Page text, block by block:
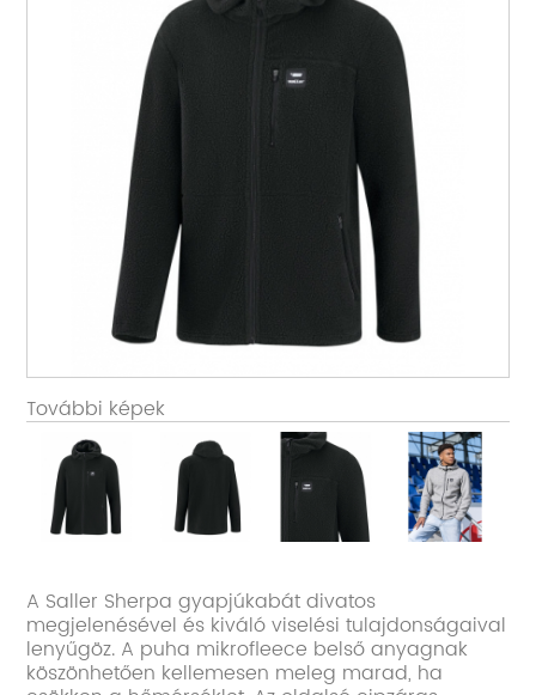
További képek
A Saller Sherpa gyapjúkabát divatos
megjelenésével és kiváló viselési tulajdonságaival
lenyűgöz. A puha mikrofleece belső anyagnak
köszönhetően kellemesen meleg marad, ha